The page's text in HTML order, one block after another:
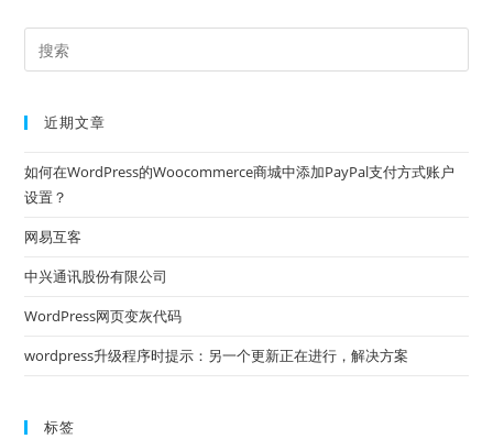
近期文章
如何在WordPress的Woocommerce商城中添加PayPal支付方式账户
设置？
网易互客
中兴通讯股份有限公司
WordPress网页变灰代码
wordpress升级程序时提示：另一个更新正在进行，解决方案
标签